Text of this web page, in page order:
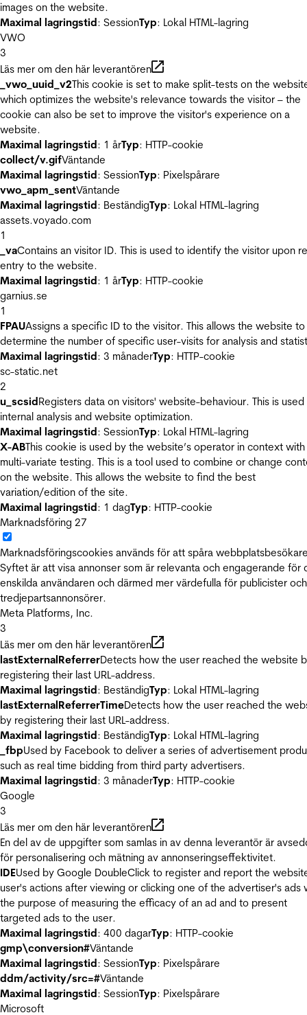
images on the website.
Maximal lagringstid: SessionTyp: Lokal HTML-lagring
VWO
3
Läs mer om den här leverantören
_vwo_uuid_v2This cookie is set to make split-tests on the
which optimizes the website's relevance towards the visitor – the
cookie can also be set to improve the visitor's experience on a
website.
Maximal lagringstid: 1 årTyp: HTTP-cookie
collect/v.gifVäntande
Maximal lagringstid: SessionTyp: Pixelspårare
vwo_apm_sentVäntande
Maximal lagringstid: BeständigTyp: Lokal HTML-lagring
assets.voyado.com
1
_vaContains an visitor ID. This is used to identify the visitor upon
entry to the website.
Maximal lagringstid: 1 årTyp: HTTP-cookie
garnius.se
1
FPAUAssigns a specific ID to the visitor. This allows the website to
determine the number of specific user-visits for analysis and
Maximal lagringstid: 3 månaderTyp: HTTP-cookie
sc-static.net
2
u_scsidRegisters data on visitors' website-behaviour. This is
internal analysis and website optimization.
Maximal lagringstid: SessionTyp: Lokal HTML-lagring
X-ABThis cookie is used by the website’s operator in context with
multi-variate testing. This is a tool used to combine or change
on the website. This allows the website to find the best
variation/edition of the site.
Maximal lagringstid: 1 dagTyp: HTTP-cookie
Marknadsföring 27
Marknadsföringscookies används för att spåra
Syftet är att visa annonser som är relevanta och engagerande för
enskilda användaren och därmed mer värdefulla för publicister och
tredjepartsannonsörer.
Meta Platforms, Inc.
3
Läs mer om den här leverantören
lastExternalReferrerDetects how the user reached the website
registering their last URL-address.
Maximal lagringstid: BeständigTyp: Lokal HTML-lagring
lastExternalReferrerTimeDetects how the user reached the
by registering their last URL-address.
Maximal lagringstid: BeständigTyp: Lokal HTML-lagring
_fbpUsed by Facebook to deliver a series of advertisement
such as real time bidding from third party advertisers.
Maximal lagringstid: 3 månaderTyp: HTTP-cookie
Google
3
Läs mer om den här leverantören
En del av de uppgifter som samlas in av denna leverantör är
för personalisering och mätning av annonseringseffektivitet.
IDEUsed by Google DoubleClick to register and report the
user's actions after viewing or clicking one of the advertiser's ads
the purpose of measuring the efficacy of an ad and to present
targeted ads to the user.
Maximal lagringstid: 400 dagarTyp: HTTP-cookie
gmp\conversion#Väntande
Maximal lagringstid: SessionTyp: Pixelspårare
ddm/activity/src=#Väntande
Maximal lagringstid: SessionTyp: Pixelspårare
Microsoft